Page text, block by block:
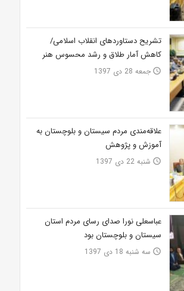
تشریح دستاوردهای انقلاب اسلامی/
کاهش آمار طلاق و رشد محسوس هنر
access_time جمعه 28 دی 1397
علاقه‌مندی مردم سیستان و بلوچستان به
آموزش و پژوهش
access_time شنبه 22 دی 1397
عباسعلی نورا صدای رسای مردم استان
سیستان و بلوچستان بود
access_time سه شنبه 18 دی 1397